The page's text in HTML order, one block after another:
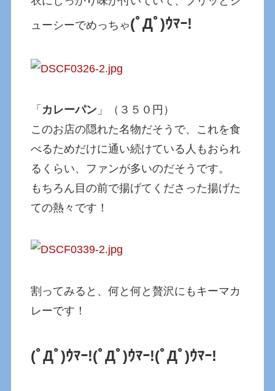
ューシーでめっちゃ(ﾟДﾟ)ｳﾏｰ!
「 カレーパン 」（３５０円）
このお店の隠れた名物だそうで、これを食
べるためだけに通い続けている人もおられ
るくらい、ファンが多いのだそうです。
もちろん目の前で揚げてくださった揚げた
ての熱々です！
割ってみると、何と何と贅沢にもキーマカ
レーです！
(ﾟДﾟ)ｳﾏｰ!(ﾟДﾟ)ｳﾏｰ!(ﾟДﾟ)ｳﾏｰ!